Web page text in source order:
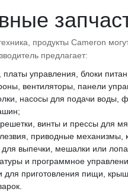
продукты Cameron
предлагает:
платы управления, блоки
вентиляторы, панели
насосы для подачи воды,
винты и прессы для
приводные механизмы,
выпечки, мешалки или
и программное
для приготовления пищи,